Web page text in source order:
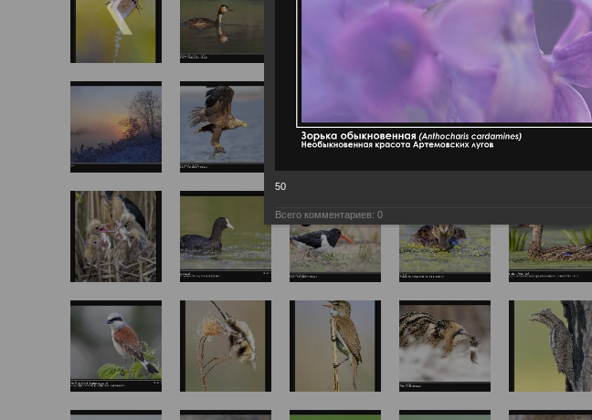
50
Всего комментариев: 0